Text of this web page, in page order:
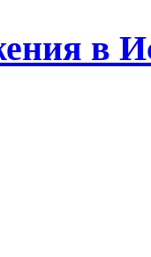
в